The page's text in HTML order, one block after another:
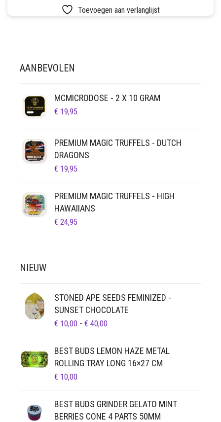
TOT
€ 91,00
HEEFT
MEERDERE
GEKOZEN
DE
PRODUCTPAGINA
Toevoegen aan verlanglijst
AANBEVOLEN
MCMICRODOSE - 2 X 10 GRAM
€ 19,95
PREMIUM MAGIC TRUFFELS - DUTCH
DRAGONS
€ 19,95
PREMIUM MAGIC TRUFFELS - HIGH
HAWAIIANS
€ 24,95
NIEUW
STONED APE SEEDS FEMINIZED -
SUNSET CHOCOLATE
€ 10,00 - € 40,00
€ 40,00
BEST BUDS LEMON HAZE METAL
ROLLING TRAY LONG 16×27 CM
€ 10,00
BEST BUDS GRINDER GELATO MINT
BERRIES CONE 4 PARTS 50MM